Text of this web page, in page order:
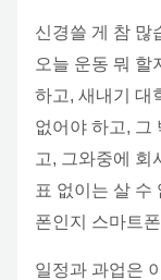
신경쓸 게 참 많
오늘 운동 뭐 할
하고, 새내기 대
없어야 하고, 그
고, 그와중에 회
표 없이는 살 수
폰인지 스마트
일정과 과업은